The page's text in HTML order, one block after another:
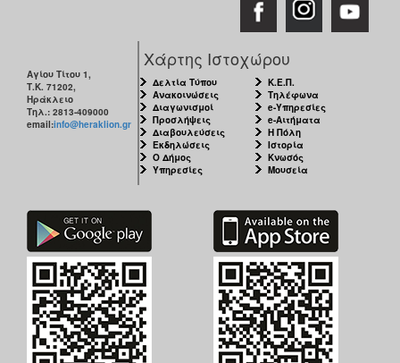
Αγίου Τίτου 1,
Τ.Κ. 71202,
Ηράκλειο
Τηλ.: 2813-409000
email:info@heraklion.gr
Χάρτης Ιστοχώρου
Δελτία Τύπου
Ανακοινώσεις
Διαγωνισμοί
Προσλήψεις
Διαβουλεύσεις
Εκδηλώσεις
Ο Δήμος
Υπηρεσίες
Κ.Ε.Π.
Τηλέφωνα
e-Υπηρεσίες
e-Αιτήματα
Η Πόλη
Ιστορία
Κνωσός
Μουσεία